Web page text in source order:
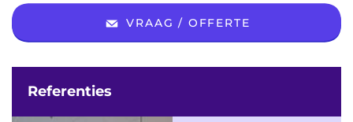
VRAAG / OFFERTE
Referenties